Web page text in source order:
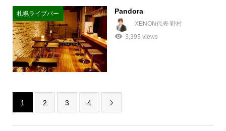
札幌ライブバー Pandora
XENON代表 野村
3,393 views
1 2 3 4 